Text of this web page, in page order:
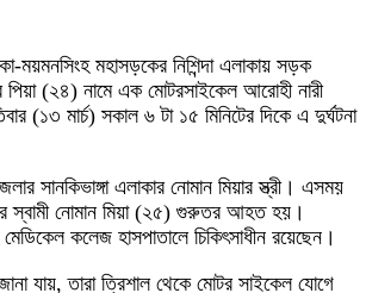
ময়মনসিংহ মহাসড়কের নিশিন্দা এলাকায় সড়ক
পিয়া (২৪) নামে এক মোটরসাইকেল আরোহী নারী
(১৩ মার্চ) সকাল ৬ টা ১৫ মিনিটের দিকে এ দুর্ঘটনা
সানকিভাঙ্গা এলাকার নোমান মিয়ার স্ত্রী। এসময়
স্বামী নোমান মিয়া (২৫) গুরুতর আহত হয়।
মেডিকেল কলেজ হাসপাতালে চিকিৎসাধীন রয়েছেন।
যায়, তারা ত্রিশাল থেকে মোটর সাইকেল যোগে